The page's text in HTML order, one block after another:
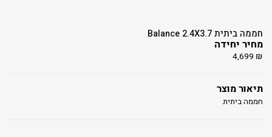
חממה ביתית Balance 2.4X3.7
מחיר יחידה
4,699 ₪
תיאור מוצר
חממה ביתית